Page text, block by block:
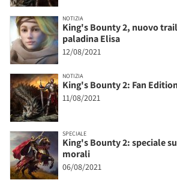
NOTIZIA
King's Bounty 2, nuovo
paladina Elisa
12/08/2021
NOTIZIA
King's Bounty 2: Fan
11/08/2021
SPECIALE
King's Bounty 2: speciale
morali
06/08/2021